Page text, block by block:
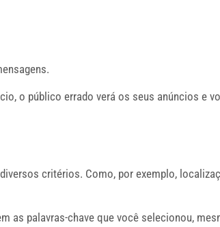
o público errado verá os seus anúncios e
critérios. Como, por exemplo,
as palavras-chave que você selecionou,